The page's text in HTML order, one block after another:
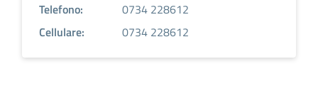
Telefono:
0734 228612
Cellulare:
0734 228612